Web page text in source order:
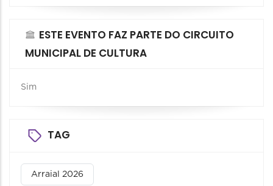
ESTE EVENTO FAZ PARTE DO CIRCUITO
MUNICIPAL DE CULTURA
Sim
TAG
Arraial 2026